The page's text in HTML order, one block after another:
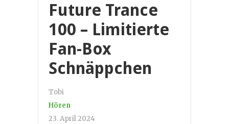
Future Trance
100 – Limitierte
Fan-Box
Schnäppchen
Tobi
Hören
23. April 2024